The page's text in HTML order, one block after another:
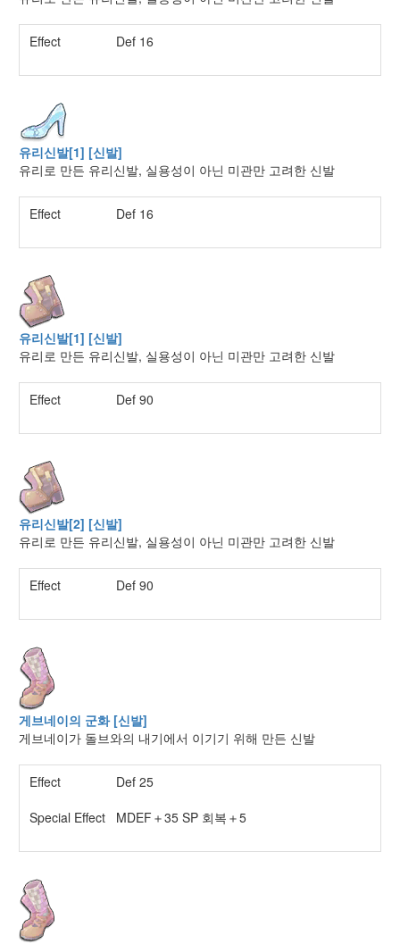
Effect Def 16
유리신발[1] [신발]
유리로 만든 유리신발, 실용성이 아닌 미관만 고려한 신발
Effect Def 16
유리신발[1] [신발]
유리로 만든 유리신발, 실용성이 아닌 미관만 고려한 신발
Effect Def 90
유리신발[2] [신발]
유리로 만든 유리신발, 실용성이 아닌 미관만 고려한 신발
Effect Def 90
게브네이의 군화 [신발]
게브네이가 돌브와의 내기에서 이기기 위해 만든 신발
Effect
Def 25
Special Effect
MDEF＋35 SP 회복＋5